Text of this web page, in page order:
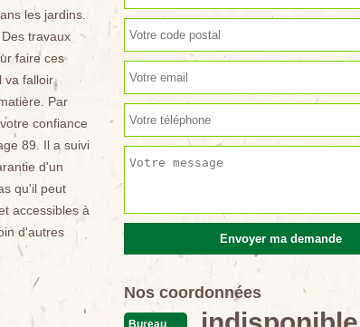
les jardins.
travaux
faire ces
va falloir
Par
confiance
89. Il a suivi
d'un
qu'il peut
accessibles à
d'autres
Nos coordonnées